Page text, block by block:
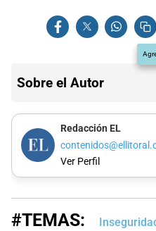
Sobre el Autor
Redacción EL
Ver Perfil
#TEMAS: